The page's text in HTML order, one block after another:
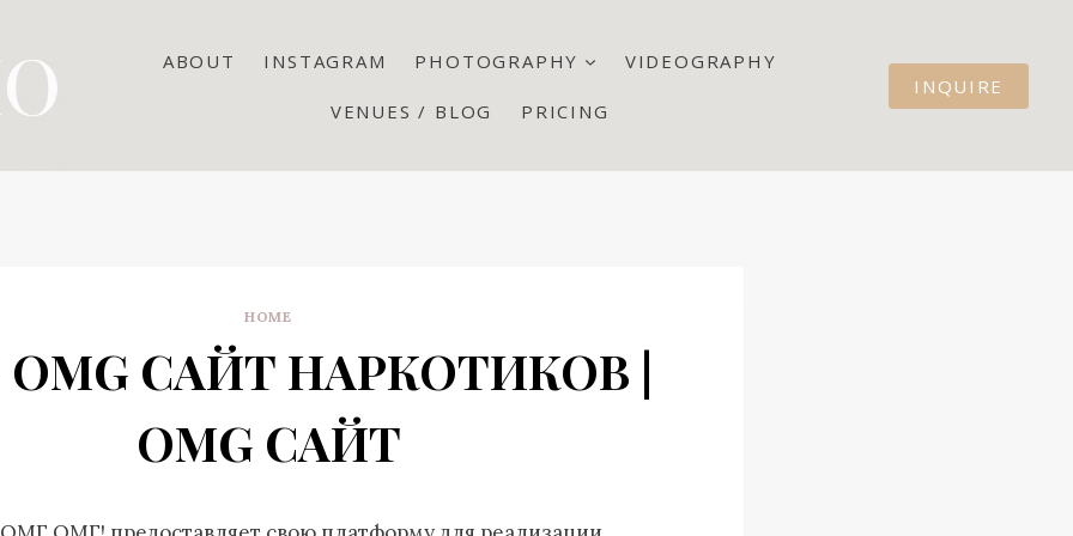
ABOUT INSTAGRAM PHOTOGRAPHY VIDEOGRAPHY
VENUES / BLOG PRICING
INQUIRE
HOME
OMG САЙТ НАРКОТИКОВ |
OMG САЙТ